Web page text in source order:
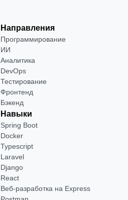
Направления
Программирование
ИИ
Аналитика
DevOps
Тестирование
Фронтенд
Бэкенд
Навыки
Spring Boot
Docker
Typescript
Laravel
Django
React
Веб-разработка на Express